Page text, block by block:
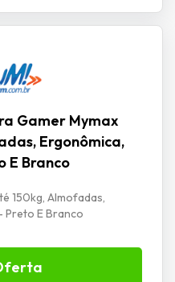
Gamer Mymax
Ergonômica,
E Branco
150kg, Almofadas,
Preto E Branco